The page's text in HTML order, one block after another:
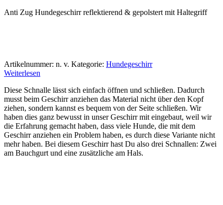
Anti Zug Hundegeschirr reflektierend & gepolstert mit Haltegriff
Artikelnummer: n. v. Kategorie: Hundegeschirr
Weiterlesen
Diese Schnalle lässt sich einfach öffnen und schließen. Dadurch
musst beim Geschirr anziehen das Material nicht über den Kopf
ziehen, sondern kannst es bequem von der Seite schließen. Wir
haben dies ganz bewusst in unser Geschirr mit eingebaut, weil wir
die Erfahrung gemacht haben, dass viele Hunde, die mit dem
Geschirr anziehen ein Problem haben, es durch diese Variante nicht
mehr haben. Bei diesem Geschirr hast Du also drei Schnallen: Zwei
am Bauchgurt und eine zusätzliche am Hals.